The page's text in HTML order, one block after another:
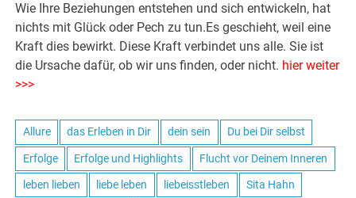
Wie Ihre Beziehungen entstehen und sich entwickeln, hat
nichts mit Glück oder Pech zu tun.Es geschieht, weil eine
Kraft dies bewirkt. Diese Kraft verbindet uns alle. Sie ist
die Ursache dafür, ob wir uns finden, oder nicht. hier weiter
>>>
Allure das Erleben in Dir dein sein Du bei Dir selbst
Erfolge Erfolge und Highlights Flucht vor Deinem Inneren
leben lieben liebe leben liebeisstleben Sita Hahn